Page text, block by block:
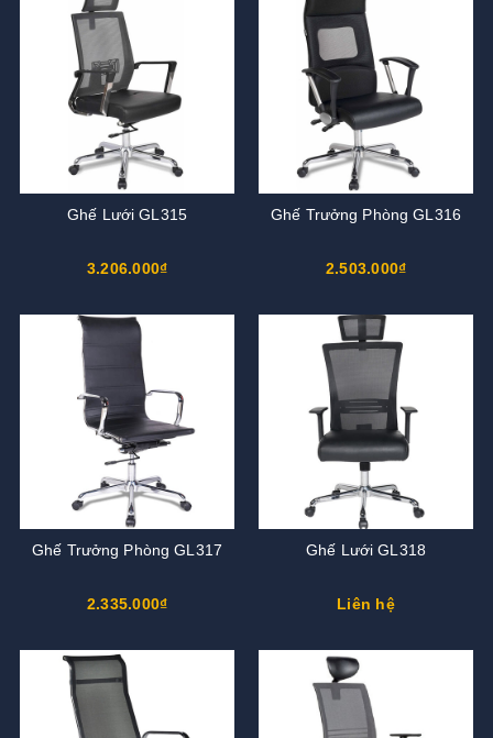
Ghế Lưới GL315
3.206.000₫
Ghế Trưởng Phòng GL316
2.503.000₫
Ghế Trưởng Phòng GL317
2.335.000₫
Ghế Lưới GL318
Liên hệ